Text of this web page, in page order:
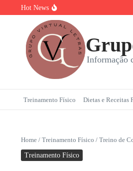
Ir para o conteúdo
Hot News
Strogonoff de frango light:
Plano de 7 Dias de Treino,
Informação
Treinamento Físico Dietas e Receitas
Home / Treinamento Físico / Treino de
Treinamento Físico